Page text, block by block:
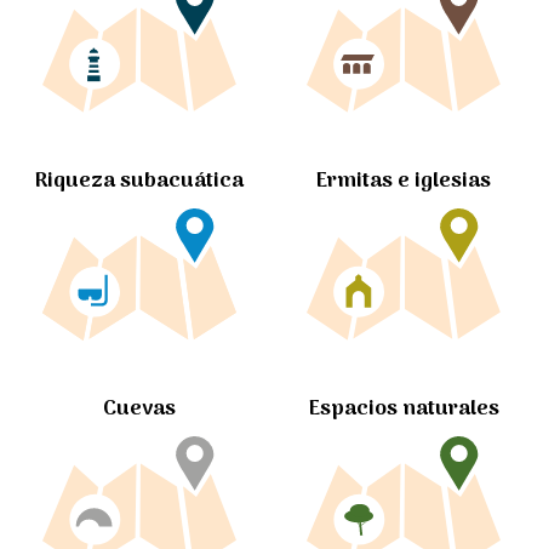
Riqueza subacuática Ermitas e iglesias
Cuevas Espacios naturales